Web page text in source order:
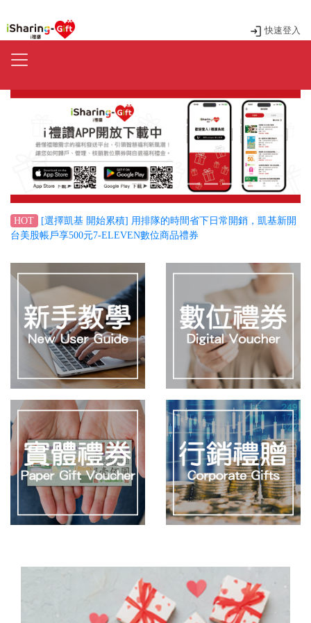
快速登入
Previous Next
HOT
[選擇凱基 開始累積] 用排隊的時間省下日常開銷，凱基新開
台美股帳戶享500元7-ELEVEN數位商品禮券